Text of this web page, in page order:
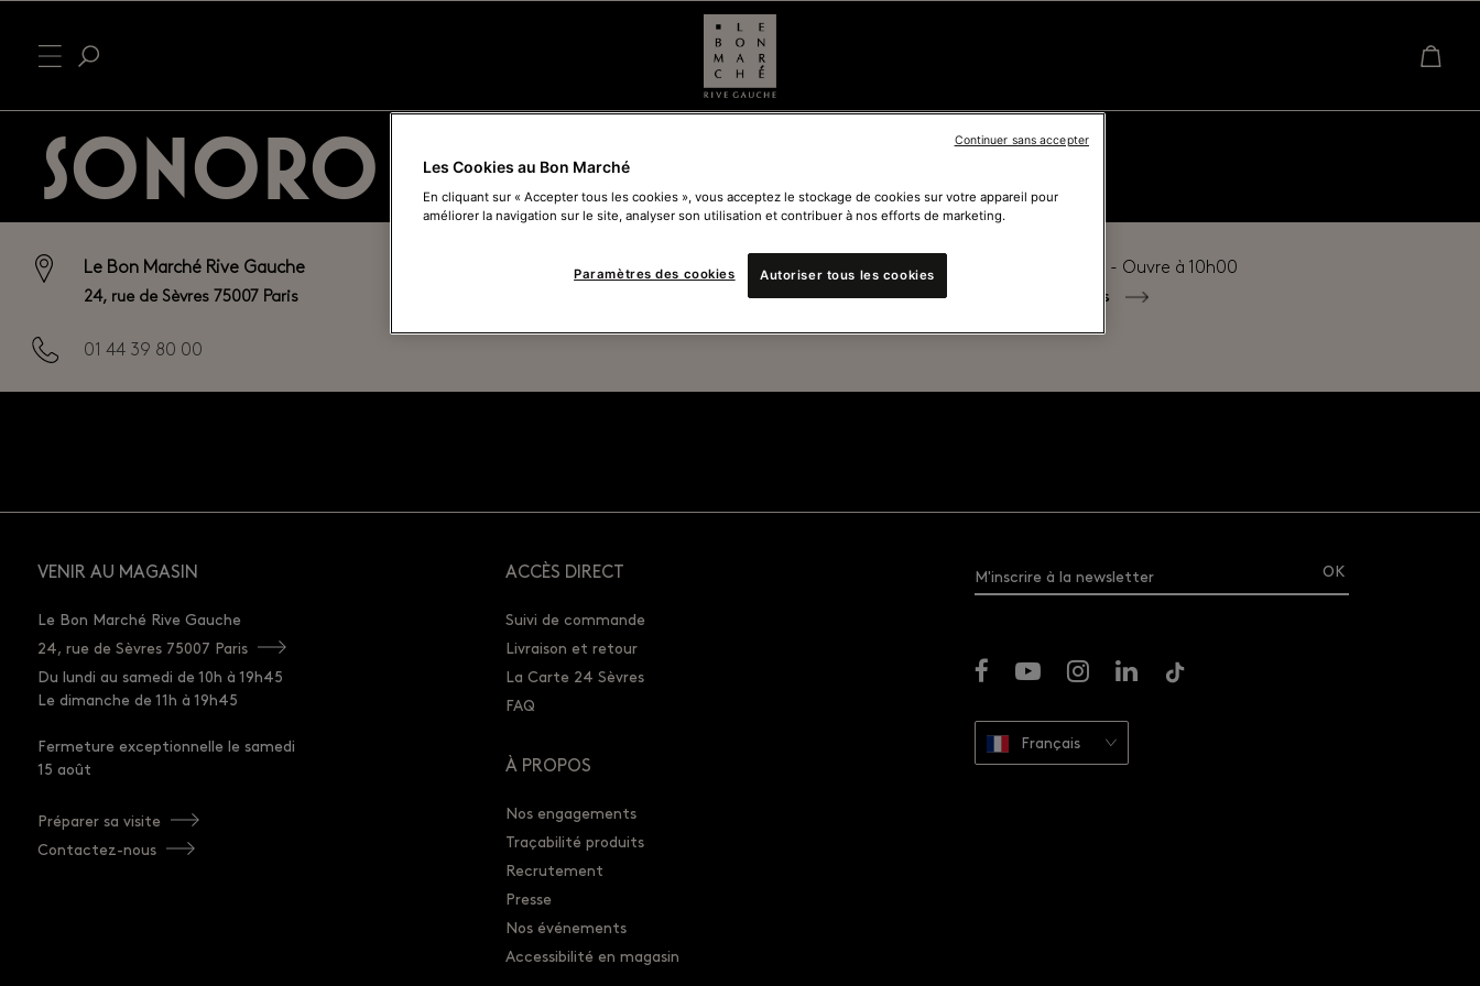
SONORO
Le Bon Marché Rive Gauche
24, rue de Sèvres 75007 Paris
01 44 39 80 00
Fermé actuellement - Ouvre à 10h00
Voir tous les horaires
VENIR AU MAGASIN
Le Bon Marché Rive Gauche
24, rue de Sèvres 75007 Paris
Du lundi au samedi de 10h à 19h45
Le dimanche de 11h à 19h45
Fermeture exceptionnelle le samedi
15 août
Préparer sa visite
Contactez-nous
ACCÈS DIRECT
Suivi de commande
Livraison et retour
La Carte 24 Sèvres
FAQ
À PROPOS
Nos engagements
Traçabilité produits
Recrutement
Presse
Nos événements
Accessibilité en magasin
M'inscrire à la newsletter
Français
Les Cookies au Bon Marché
En cliquant sur « Accepter tous les cookies », vous acceptez le stockage de cookies sur votre appareil pour
améliorer la navigation sur le site, analyser son utilisation et contribuer à nos efforts de marketing.
Paramètres des cookies Autoriser tous les cookies
Continuer sans accepter